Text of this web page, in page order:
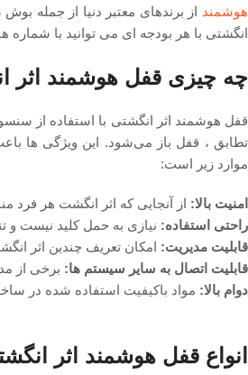
هوشمند از برندهای معتبر دنیا از جمله
انگشتی با هر بودجه ای می توانید با شماره های ۰۹۹۰۴۳۰۵۶۳۵ و ۰۹۳۵۳۲۲۲۶۲۷ تماس حاصل
چه چیزی قفل هوشمند اثر
قفل هوشمند اثر انگشتی با استفاده از
تطابق ، قفل باز می‌شود. این ویژگی‌ ها
موارد زیر است:
امنیت بالا: از آنجایی که اثر انگشت هر فرد
راحتی استفاده: نیازی به حمل کلید نیست و
قابلیت مدیریت: امکان تعریف چندین اثر
قابلیت اتصال به سایر سیستم ‌ها: برخی از
دوام بالا: مواد باکیفیت استفاده شده در
انواع قفل‌ هوشمند اثر